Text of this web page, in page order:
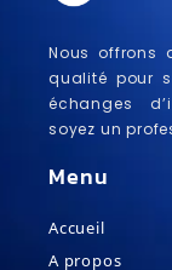
Nous offrons
qualité pour
échanges
soyez un
Menu
Accueil
A propos